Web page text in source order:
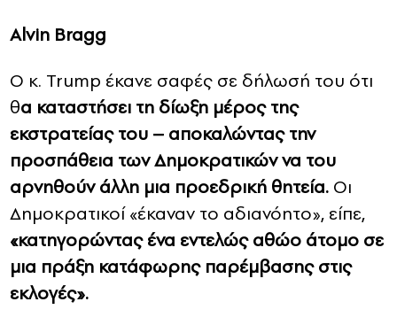
Alvin Bragg
Ο κ. Trump έκανε σαφές σε δήλωσή του ότι
θα καταστήσει τη δίωξη μέρος της
εκστρατείας του – αποκαλώντας την
προσπάθεια των Δημοκρατικών να του
αρνηθούν άλλη μια προεδρική θητεία. Οι
Δημοκρατικοί «έκαναν το αδιανόητο», είπε,
«κατηγορώντας ένα εντελώς αθώο άτομο σε
μια πράξη κατάφωρης παρέμβασης στις
εκλογές».